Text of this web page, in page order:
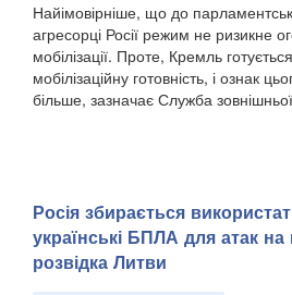
Найімовірніше, що до
агресорці Росії режим не ризикне
мобілізації. Проте, Кремль
мобілізаційну готовність, і ознак
більше, зазначає Служба
Росія збирається
українські БПЛА для атак на
розвідка Литви